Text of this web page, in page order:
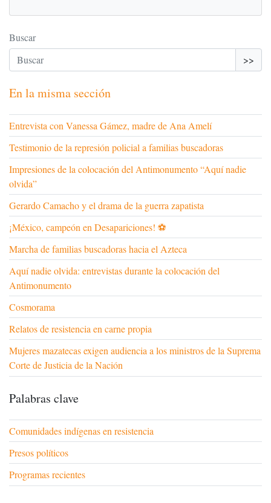
Buscar
>>
En la misma sección
Entrevista con Vanessa Gámez, madre de Ana Amelí
Testimonio de la represión policial a familias buscadoras
Impresiones de la colocación del Antimonumento “Aquí nadie
olvida”
Gerardo Camacho y el drama de la guerra zapatista
¡México, campeón en Desapariciones! ⚽
Marcha de familias buscadoras hacia el Azteca
Aquí nadie olvida: entrevistas durante la colocación del
Antimonumento
Cosmorama
Relatos de resistencia en carne propia
Mujeres mazatecas exigen audiencia a los ministros de la Suprema
Corte de Justicia de la Nación
Palabras clave
Comunidades indígenas en resistencia
Presos políticos
Programas recientes